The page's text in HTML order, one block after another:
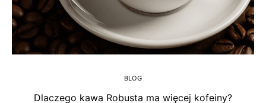
BLOG
Dlaczego kawa Robusta ma więcej kofeiny?